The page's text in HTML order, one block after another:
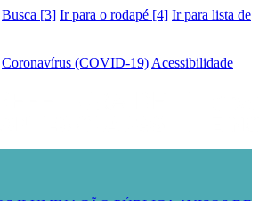
Busca [3] Ir para o rodapé [4] Ir para lista de
Coronavírus (COVID-19) Acessibilidade